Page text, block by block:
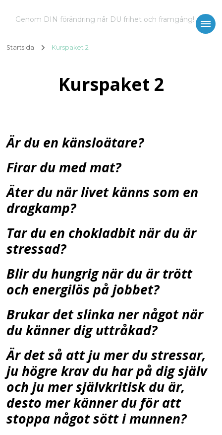
Genom DIN förändring når DU frihet och framgång!
Startsida Kurspaket 2
Kurspaket 2
Är du en känsloätare?
Firar du med mat?
Äter du när livet känns som en
dragkamp?
Tar du en chokladbit när du är
stressad?
Blir du hungrig när du är trött
och energilös på jobbet?
Brukar det slinka ner något när
du känner dig uttråkad?
Är det så att ju mer du stressar,
ju högre krav du har på dig själv
och ju mer självkritisk du är,
desto mer känner du för att
stoppa något sött i munnen?